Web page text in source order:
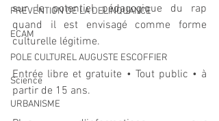
PREVENTION DE LA DELINQUANCE
ECAM
POLE CULTUREL AUGUSTE ESCOFFIER
Science
URBANISME
sur le potentiel pédagogique du rap
quand il est envisagé comme forme
culturelle légitime.
Entrée libre et gratuite • Tout public • à
partir de 15 ans.